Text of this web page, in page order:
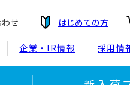
せ はじめての方
企業・IR情報 採用情